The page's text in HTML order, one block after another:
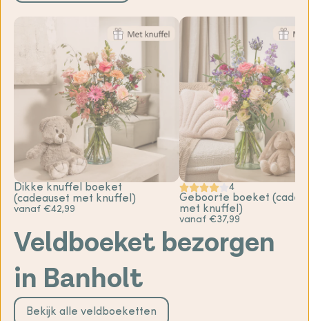
Dikke knuffel boeket
(cadeauset met knuffel)
vanaf €42,99
4
Geboorte boeket
met knuffel)
vanaf €37,99
Veldboeket bezorgen
in Banholt
Bekijk alle veldboeketten